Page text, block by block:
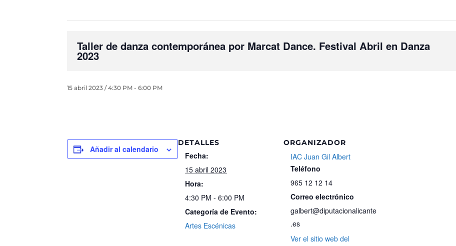
Taller de danza contemporánea por Marcat Dance. Festival Abril en Danza
2023
15 abril 2023 / 4:30 PM -6:00 PM
Añadir al calendario
DETALLES
Fecha:
15 abril 2023
Hora:
4:30 PM - 6:00 PM
Categoría de Evento:
Artes Escénicas
ORGANIZADOR
IAC Juan Gil Albert
Teléfono
965 12 12 14
Correo electrónico
galbert@diputacionalicante
.es
Ver el sitio web del